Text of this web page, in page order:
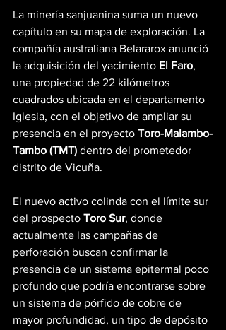
La minería sanjuanina suma un nuevo
capítulo en su mapa de exploración. La
compañía australiana Belararox anunció
la adquisición del yacimiento El Faro,
una propiedad de 22 kilómetros
cuadrados ubicada en el departamento
Iglesia, con el objetivo de ampliar su
presencia en el proyecto Toro-Malambo-
Tambo (TMT) dentro del prometedor
distrito de Vicuña.
El nuevo activo colinda con el límite sur
del prospecto Toro Sur, donde
actualmente las campañas de
perforación buscan confirmar la
presencia de un sistema epitermal poco
profundo que podría encontrarse sobre
un sistema de pórfido de cobre de
mayor profundidad, un tipo de depósito